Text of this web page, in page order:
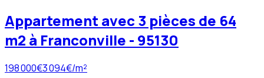
Appartement avec 3 pièces de 64
m2 à Franconville - 95130
198 000€3 094€/m²